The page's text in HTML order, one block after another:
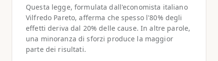
Questa legge, formulata dall'economista italiano
Vilfredo Pareto, afferma che spesso l'80% degli
effetti deriva dal 20% delle cause. In altre parole,
una minoranza di sforzi produce la maggior
parte dei risultati.